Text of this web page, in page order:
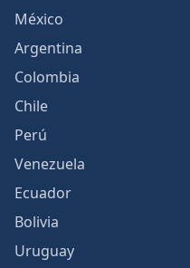
México
Argentina
Colombia
Chile
Perú
Venezuela
Ecuador
Bolivia
Uruguay